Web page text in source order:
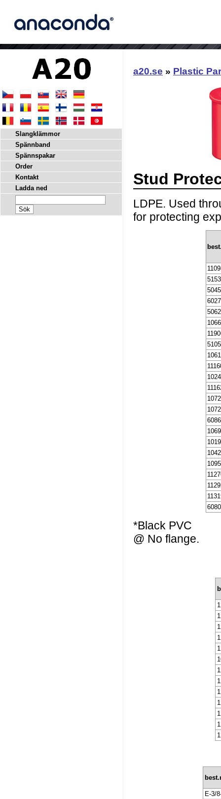
a20.se » Plastic
Stud
LDPE. Used
for protecting
*Black PVC
@ No flange.
E-3/
Slangklämmor
Spännband
Spännspakar
Order
Kontakt
Ladda ned